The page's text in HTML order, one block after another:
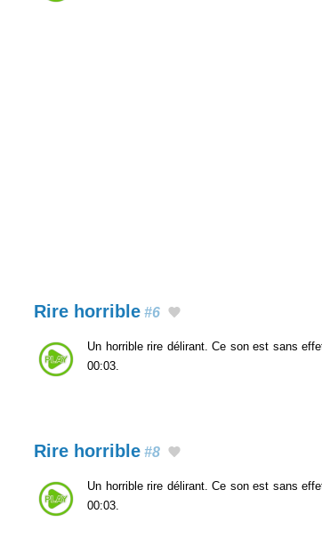
Rire horrible #6
Un horrible rire délirant. Ce son est sans
00:03.
Rire horrible #8
Un horrible rire délirant. Ce son est sans
00:03.